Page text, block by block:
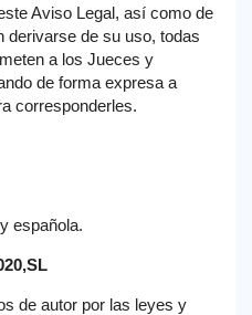
Aviso Legal, así como de
derivarse de su uso, todas
a los Jueces y
de forma expresa a
corresponderles.
española.
de autor por las leyes y